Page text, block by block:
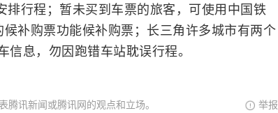
行程；暂未买到车票的旅客，可使用中国铁
补购票功能候补购票；长三角许多城市有两个
息，勿因跑错车站耽误行程。
讯新闻或腾讯网的观点和立场。 举报